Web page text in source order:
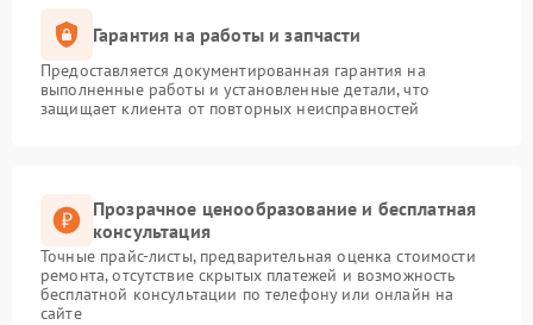
Гарантия на работы и запчасти
Предоставляется документированная гарантия на
выполненные работы и установленные детали, что
защищает клиента от повторных неисправностей
Прозрачное ценообразование и бесплатная
консультация
Точные прайс-листы, предварительная оценка стоимости
ремонта, отсутствие скрытых платежей и возможность
бесплатной консультации по телефону или онлайн на
сайте